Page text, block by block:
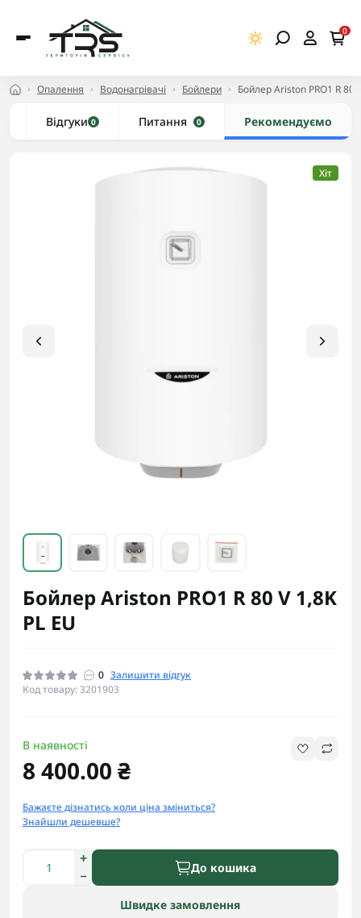
0
Опалення Водонагрівачі Бойлери Бойлер Ariston PRO1 R 80
Відгуки 0 Питання 0 Рекомендуємо
Хіт
Бойлер Ariston PRO1 R 80 V 1,8K
PL EU
0 Залишити відгук
Код товару: 3201903
В наявності
8 400.00 ₴
Бажаєте дізнатись коли ціна зміниться?
Знайшли дешевше?
До кошика
Швидке замовлення